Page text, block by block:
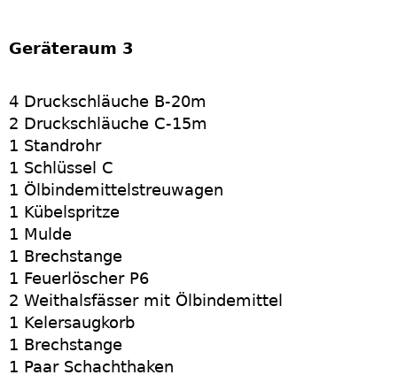
Geräteraum 3
4 Druckschläuche B-20m
2 Druckschläuche C-15m
1 Standrohr
1 Schlüssel C
1 Ölbindemittelstreuwagen
1 Kübelspritze
1 Mulde
1 Brechstange
1 Feuerlöscher P6
2 Weithalsfässer mit Ölbindemittel
1 Kelersaugkorb
1 Brechstange
1 Paar Schachthaken